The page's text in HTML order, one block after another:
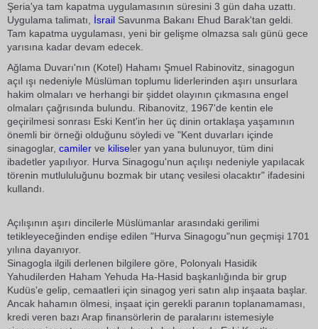
Şeria'ya tam kapatma uygulamasının süresini 3 gün daha uzattı.
Uygulama talimatı, İsrail Savunma Bakanı Ehud Barak'tan geldi.
Tam kapatma uygulaması, yeni bir gelişme olmazsa salı günü gece
yarısına kadar devam edecek.
Ağlama Duvarı'nın (Kotel) Hahamı Şmuel Rabinovitz, sinagogun
açıl ışı nedeniyle Müslüman toplumu liderlerinden aşırı unsurlara
hakim olmaları ve herhangi bir şiddet olayının çıkmasına engel
olmaları çağrısında bulundu. Ribanovitz, 1967'de kentin ele
geçirilmesi sonrası Eski Kent'in her üç dinin ortaklaşa yaşamının
önemli bir örneği olduğunu söyledi ve "Kent duvarları içinde
sinagoglar, camiler ve kiliseler yan yana bulunuyor, tüm dini
ibadetler yapılıyor. Hurva Sinagogu'nun açılışı nedeniyle yapılacak
törenin mutlululuğunu bozmak bir utanç vesilesi olacaktır" ifadesini
kullandı.
Açılışının aşırı dincilerle Müslümanlar arasındaki gerilimi
tetikleyeceğinden endişe edilen "Hurva Sinagogu"nun geçmişi 1701
yılına dayanıyor.
Sinagogla ilgili derlenen bilgilere göre, Polonyalı Hasidik
Yahudilerden Haham Yehuda Ha-Hasid başkanlığında bir grup
Kudüs'e gelip, cemaatleri için sinagog yeri satın alıp inşaata başlar.
Ancak hahamın ölmesi, inşaat için gerekli paranın toplanamaması,
kredi veren bazı Arap finansörlerin de paralarını istemesiyle